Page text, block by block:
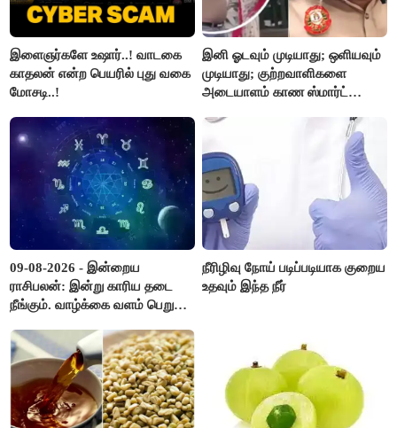
இளைஞர்களே உஷார்..! வாடகை
காதலன் என்ற பெயரில் புது வகை
மோசடி..!
இனி ஓடவும் முடியாது; ஒளியவும்
முடியாது; குற்றவாளிகளை
அடையாளம் காண ஸ்மார்ட்
09-08-2026 - இன்றைய
ராசிபலன்: இன்று காரிய தடை
நீங்கும். வாழ்க்கை வளம் பெறும்.
எடைபோடுவது நல்லது..!
நீரிழிவு நோய் படிப்படியாக குறைய
உதவும் இந்த நீர்